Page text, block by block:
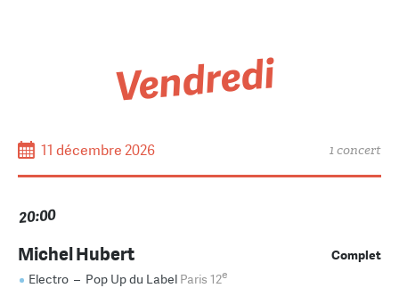
Vendredi
11 décembre 2026 1 concert
20:00
Complet
Michel Hubert
Electro – Pop Up du Label Paris 12e